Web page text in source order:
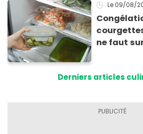
Le 09/08/
ne faut
Derniers articles